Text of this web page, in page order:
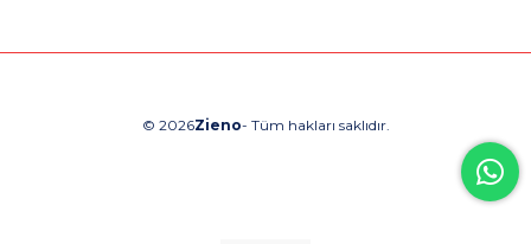
© 2026Zieno- Tüm hakları saklıdır.